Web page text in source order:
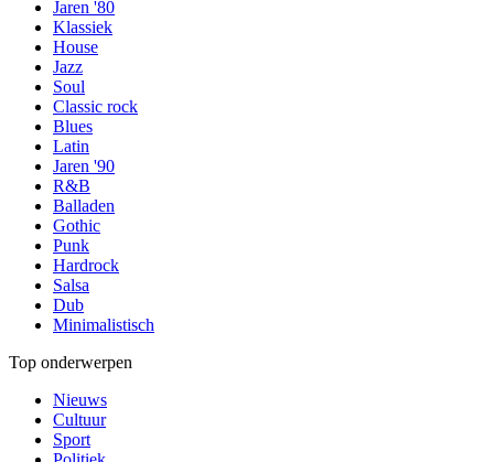
Jaren '80
Klassiek
House
Jazz
Soul
Classic rock
Blues
Latin
Jaren '90
R&B
Balladen
Gothic
Punk
Hardrock
Salsa
Dub
Minimalistisch
Top onderwerpen
Nieuws
Cultuur
Sport